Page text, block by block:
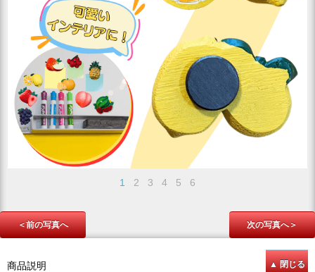
1 2 3 4 5 6
＜前の写真へ 次の写真へ＞
商品説明